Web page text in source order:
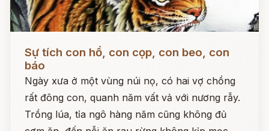
Sự tích con hổ, con cọp, con beo, con
báo
Ngày xưa ở một vùng núi nọ, có hai vợ chồng
rất đông con, quanh năm vất vả với nương rẫy.
Trồng lúa, tỉa ngô hàng năm cũng không đủ